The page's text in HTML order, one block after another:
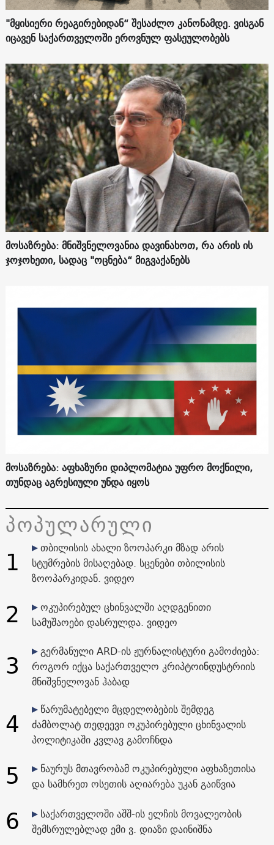
"მყისიერი რეაგირებიდან“ შესაძლო კანონამდე. ვისგან
იცავენ საქართველოში ეროვნულ ფასეულობებს
მოსაზრება: მნიშვნელოვანია დავინახოთ, რა არის ის
ჯოჯოხეთი, სადაც "ოცნება“ მიგვაქანებს
მოსაზრება: აფხაზური დიპლომატია უფრო მოქნილი,
თუნდაც აგრესიული უნდა იყოს
პოპულარული
1
თბილისის ახალი ზოოპარკი მზად არის
სტუმრების მისაღებად. სცენები თბილისის
ზოოპარკიდან. ვიდეო
2
ოკუპირებულ ცხინვალში აღდგენითი
სამუშაოები დასრულდა. ვიდეო
3
გერმანული ARD-ის ჟურნალისტური გამოძიება:
როგორ იქცა საქართველო კრიპტოინდუსტრიის
მნიშვნელოვან ჰაბად
4
წარუმატებელი მცდელობების შემდეგ
ძამბოლატ თედეევი ოკუპირებული ცხინვალის
პოლიტიკაში კვლავ გამოჩნდა
5
ნაურუს მთავრობამ ოკუპირებული აფხაზეთისა
და სამხრეთ ოსეთის აღიარება უკან გაიწვია
6
საქართველოში აშშ-ის ელჩის მოვალეობის
შემსრულებლად ემი ვ. დიაზი დაინიშნა